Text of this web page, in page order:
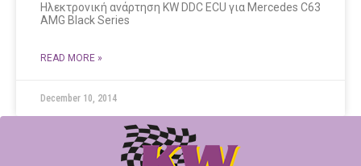
Ηλεκτρονική ανάρτηση KW DDC ECU για Mercedes C63
AMG Black Series
READ MORE »
December 10, 2014